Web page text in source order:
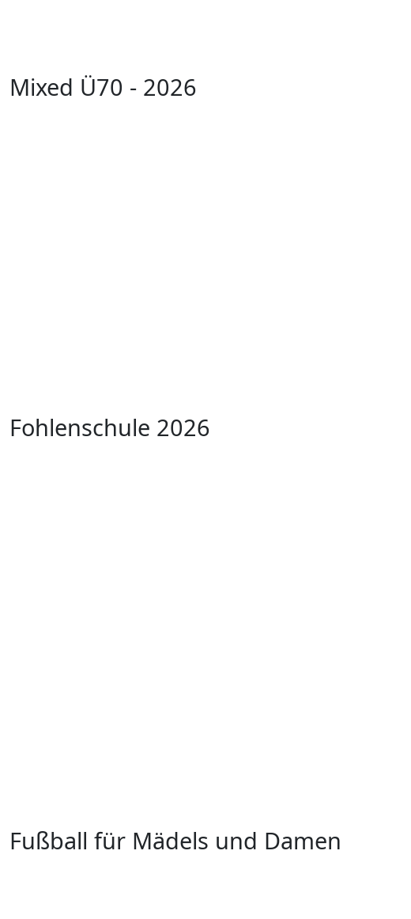
Mixed Ü70 - 2026
Fohlenschule 2026
Fußball für Mädels und Damen